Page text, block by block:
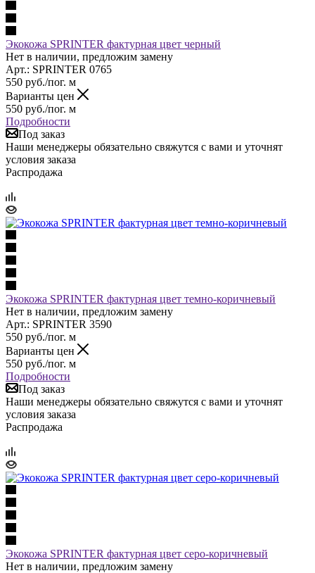
Экокожа SPRINTER фактурная цвет черный
Нет в наличии, предложим замену
Арт.: SPRINTER 0765
550 руб./пог. м
Варианты цен
550 руб./пог. м
Подробности
Под заказ
Наши менеджеры обязательно свяжутся с вами и уточнят
условия заказа
Распродажа
Экокожа SPRINTER фактурная цвет темно-коричневый
Нет в наличии, предложим замену
Арт.: SPRINTER 3590
550 руб./пог. м
Варианты цен
550 руб./пог. м
Подробности
Под заказ
Наши менеджеры обязательно свяжутся с вами и уточнят
условия заказа
Распродажа
Экокожа SPRINTER фактурная цвет серо-коричневый
Нет в наличии, предложим замену